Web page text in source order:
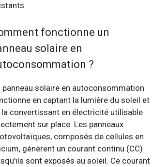
fonctionne un
solaire en
?
panneau solaire en autoconsommation
en captant la lumière du soleil et
la convertissant en électricité utilisable
sur place. Les panneaux
composés de cellules en
génèrent un courant continu (CC)
sont exposés au soleil. Ce courant